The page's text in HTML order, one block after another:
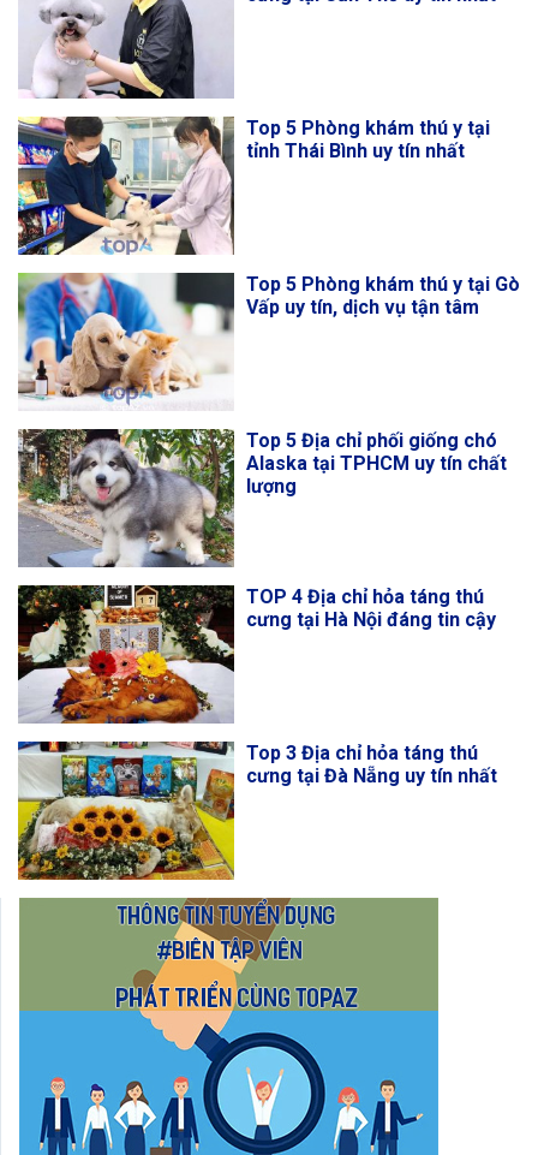
Top 5 Phòng khám thú y tại
tỉnh Thái Bình uy tín nhất
Top 5 Phòng khám thú y tại Gò
Vấp uy tín, dịch vụ tận tâm
Top 5 Địa chỉ phối giống chó
Alaska tại TPHCM uy tín chất
lượng
TOP 4 Địa chỉ hỏa táng thú
cưng tại Hà Nội đáng tin cậy
Top 3 Địa chỉ hỏa táng thú
cưng tại Đà Nẵng uy tín nhất